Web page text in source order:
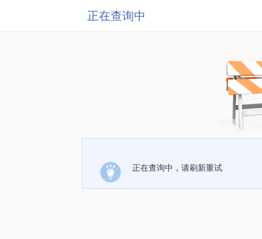
正在查询中
正在查询中，请刷新重试